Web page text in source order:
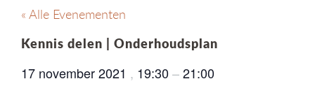
« Alle Evenementen
Kennis delen | Onderhoudsplan
17 november 2021 , 19:30 –21:00